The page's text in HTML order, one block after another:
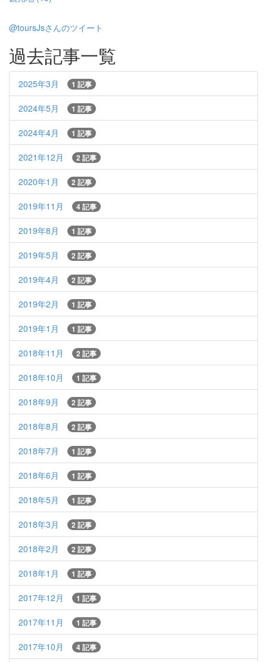
@toursJsさんのツイート
過去記事一覧
2025年3月 1 記事
2024年5月 1 記事
2024年4月 1 記事
2021年12月 2 記事
2020年1月 2 記事
2019年11月 4 記事
2019年8月 1 記事
2019年5月 2 記事
2019年4月 2 記事
2019年2月 1 記事
2019年1月 1 記事
2018年11月 2 記事
2018年10月 1 記事
2018年9月 2 記事
2018年8月 2 記事
2018年7月 1 記事
2018年6月 1 記事
2018年5月 1 記事
2018年3月 2 記事
2018年2月 2 記事
2018年1月 1 記事
2017年12月 1 記事
2017年11月 1 記事
2017年10月 4 記事